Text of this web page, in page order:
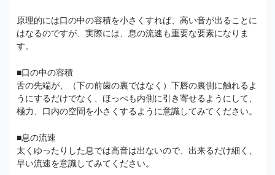
原理的には口の中の容積を小さくすれば、高い音が出ることに
はなるのですが、実際には、息の流速も重要な要素になりま
す。
■口の中の容積
舌の先端が、（下の前歯の裏ではなく）下唇の裏側に触れるよ
うにするだけでなく、ほっぺも内側に引き寄せるようにして、
極力、口内の空間を小さくするように意識してみてください。
■息の流速
太くゆったりした息では高音は出ないので、出来るだけ細く、
早い流速を意識してみてください。